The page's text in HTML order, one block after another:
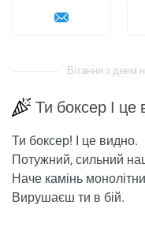
Вітання з днем
Ти боксер І це
Ти боксер! І це видно.
Потужний, сильний
Наче камінь
Вирушаєш ти в бій.